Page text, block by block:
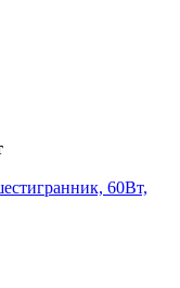
60Вт,